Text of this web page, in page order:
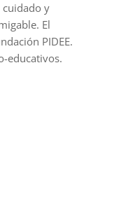
y
El
PIDEE.
educativos.